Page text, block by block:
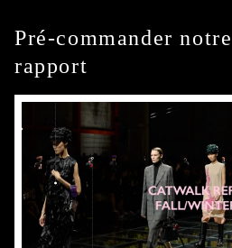
Pré-commander
rapport